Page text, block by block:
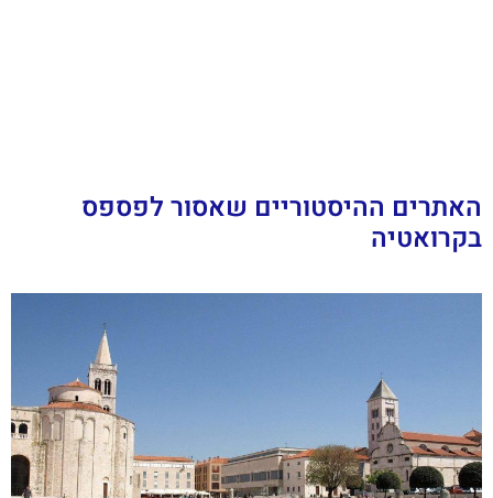
האתרים ההיסטוריים שאסור לפספס
בקרואטיה